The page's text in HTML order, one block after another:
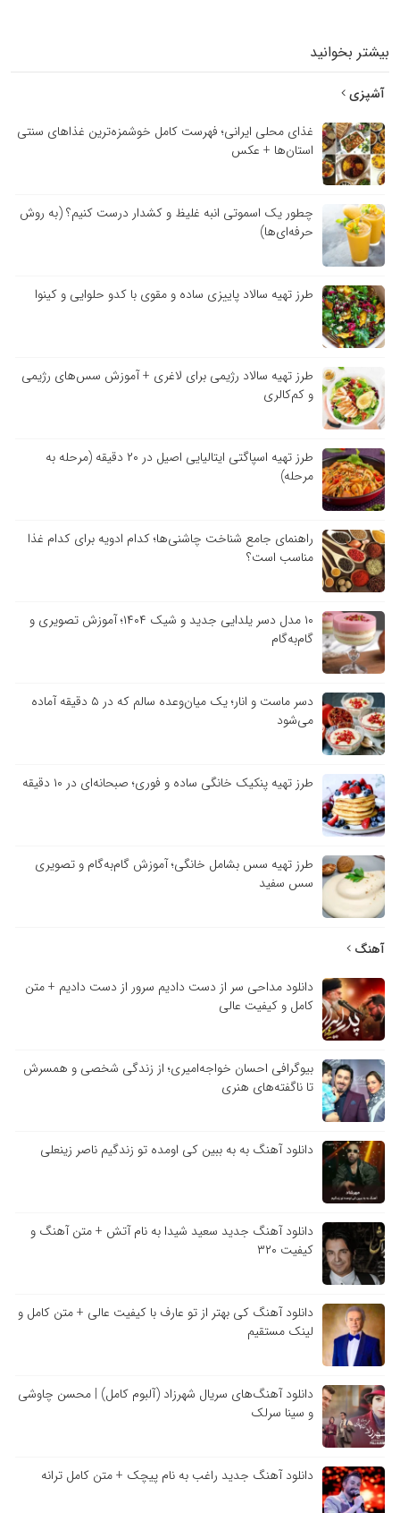
بیشتر بخوانید
آشپزی
غذای محلی ایرانی؛ فهرست کامل خوشمزه‌ترین غذاهای سنتی
استان‌ها + عکس
چطور یک اسموتی انبه غلیظ و کشدار درست کنیم؟ (به روش
حرفه‌ای‌ها)
طرز تهیه سالاد پاییزی ساده و مقوی با کدو حلوایی و کینوا
طرز تهیه سالاد رژیمی برای لاغری + آموزش سس‌های رژیمی
و کم‌کالری
طرز تهیه اسپاگتی ایتالیایی اصیل در ۲۰ دقیقه (مرحله به
مرحله)
راهنمای جامع شناخت چاشنی‌ها؛ کدام ادویه برای کدام غذا
مناسب است؟
۱۰ مدل دسر یلدایی جدید و شیک ۱۴۰۴؛ آموزش تصویری و
گام‌به‌گام
دسر ماست و انار؛ یک میان‌وعده سالم که در ۵ دقیقه آماده
می‌شود
طرز تهیه پنکیک خانگی ساده و فوری؛ صبحانه‌ای در ۱۰ دقیقه
طرز تهیه سس بشامل خانگی؛ آموزش گام‌به‌گام و تصویری
سس سفید
آهنگ
دانلود مداحی سر از دست دادیم سرور از دست دادیم + متن
کامل و کیفیت عالی
بیوگرافی احسان خواجه‌امیری؛ از زندگی شخصی و همسرش
تا ناگفته‌های هنری
دانلود آهنگ به به ببین کی اومده تو زندگیم ناصر زینعلی
دانلود آهنگ جدید سعید شیدا به نام آتش + متن آهنگ و
کیفیت ۳۲۰
دانلود آهنگ کی بهتر از تو عارف با کیفیت عالی + متن کامل و
لینک مستقیم
دانلود آهنگ‌های سریال شهرزاد (آلبوم کامل) | محسن چاوشی
و سینا سرلک
دانلود آهنگ جدید راغب به نام پیچک + متن کامل ترانه